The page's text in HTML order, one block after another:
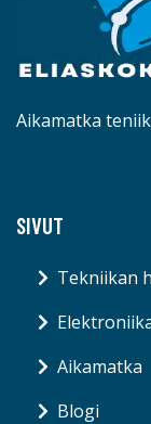
Aikamatka
SIVUT
Tekniikan
Aikamatka
Blogi